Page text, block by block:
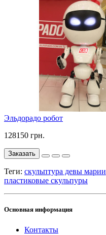
Эльдорадо робот
128150 грн.
Заказать
Теги: скульптура девы марии
пластиковые скульпуры
Основная информация
Контакты